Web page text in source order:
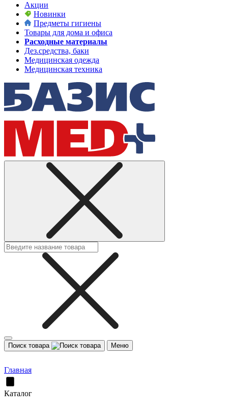
Акции
Новинки
Предметы гигиены
Товары для дома и офиса
Расходные материалы
Дез.средства, баки
Медицинская одежда
Медицинская техника
Поиск товара Меню
Главная
Каталог